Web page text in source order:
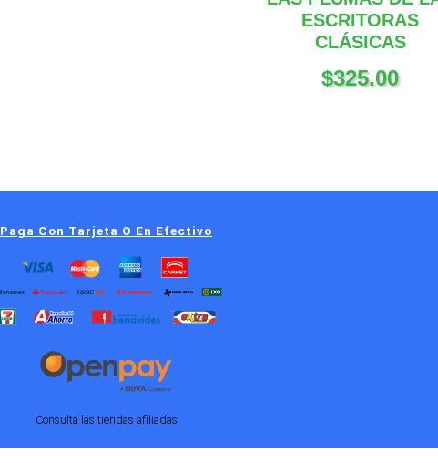
ESCRITORAS
CLÁSICAS
$325.00
Paga Con Tarjeta O En Efectivo
Consulta las tiendas afiliadas